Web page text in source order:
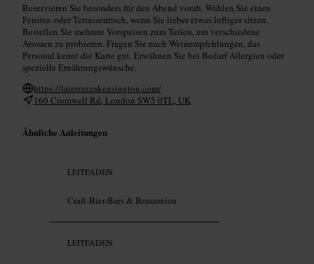
Reservieren Sie besonders für den Abend vorab. Wählen Sie einen
Fenster- oder Terrassentisch, wenn Sie lieber etwas luftiger sitzen.
Bestellen Sie mehrere Vorspeisen zum Teilen, um verschiedene
Aromen zu probieren. Fragen Sie nach Weinempfehlungen, das
Personal kennt die Karte gut. Erwähnen Sie bei Bedarf Allergien oder
spezielle Ernährungswünsche.
https://laterrazzakensington.com/
160 Cromwell Rd, London SW5 0TL, UK
Ähnliche Anleitungen
LEITFADEN
Craft-Bier-Bars & Brauereien
LEITFADEN